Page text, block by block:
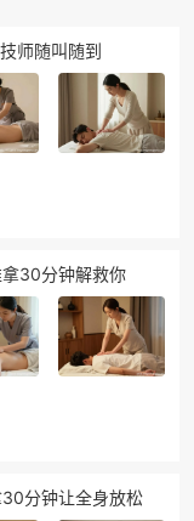
师随叫随到
30分钟解救你
分钟让全身放松